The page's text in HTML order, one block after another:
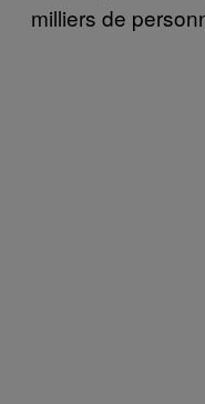
milliers de